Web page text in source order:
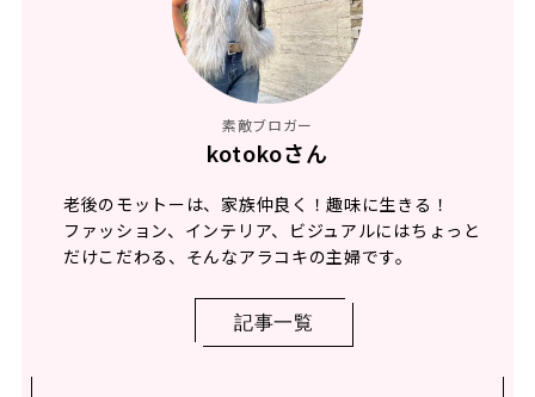
素敵ブロガー
kotokoさん
老後のモットーは、家族仲良く！趣味に生きる！
ファッション、インテリア、ビジュアルにはちょっと
だけこだわる、そんなアラコキの主婦です。
記事一覧